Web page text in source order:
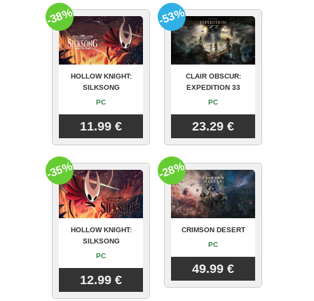
HOLLOW KNIGHT:
SILKSONG
PC
11.99 €
-38%
CLAIR OBSCUR:
EXPEDITION 33
PC
23.29 €
-53%
HOLLOW KNIGHT:
SILKSONG
PC
12.99 €
-35%
CRIMSON DESERT
PC
49.99 €
-28%